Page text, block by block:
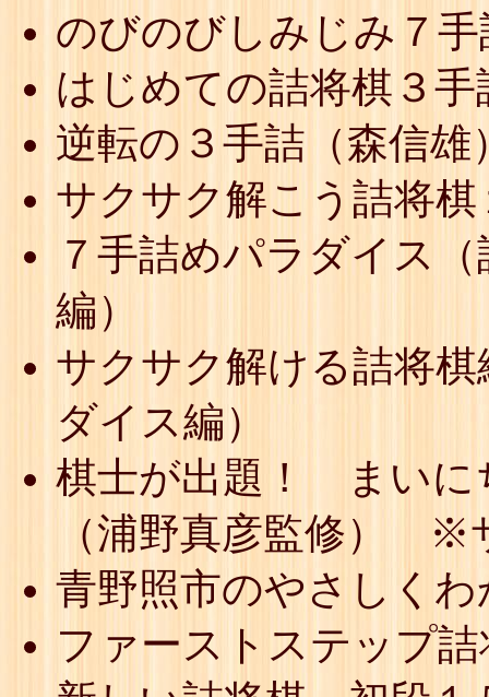
のびのびしみじみ７
はじめての詰将棋３
逆転の３手詰（森信雄
サクサク解こう詰将
７手詰めパラダイス
編）
サクサク解ける詰将
ダイス編）
棋士が出題！ まいに
（浦野真彦監修） ※
青野照市のやさしく
ファーストステップ